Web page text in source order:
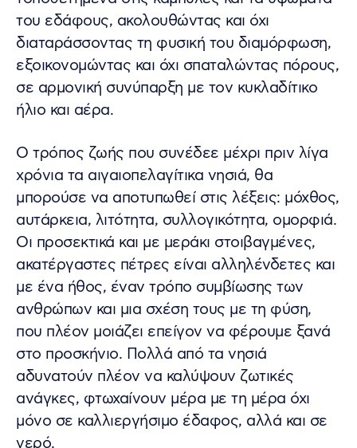
του εδάφους, ακολουθώντας και όχι
διαταράσσοντας τη φυσική του διαμόρφωση,
εξοικονομώντας και όχι σπαταλώντας πόρους,
σε αρμονική συνύπαρξη με τον κυκλαδίτικο
ήλιο και αέρα.
Ο τρόπος ζωής που συνέδεε μέχρι πριν λίγα
χρόνια τα αιγαιοπελαγίτικα νησιά, θα
μπορούσε να αποτυπωθεί στις λέξεις: μόχθος,
αυτάρκεια, λιτότητα, συλλογικότητα, ομορφιά.
Οι προσεκτικά και με μεράκι στοιβαγμένες,
ακατέργαστες πέτρες είναι αλληλένδετες και
με ένα ήθος, έναν τρόπο συμβίωσης των
ανθρώπων και μια σχέση τους με τη φύση,
που πλέον μοιάζει επείγον να φέρουμε ξανά
στο προσκήνιο. Πολλά από τα νησιά
αδυνατούν πλέον να καλύψουν ζωτικές
ανάγκες, φτωχαίνουν μέρα με τη μέρα όχι
μόνο σε καλλιεργήσιμο έδαφος, αλλά και σε
νερό.